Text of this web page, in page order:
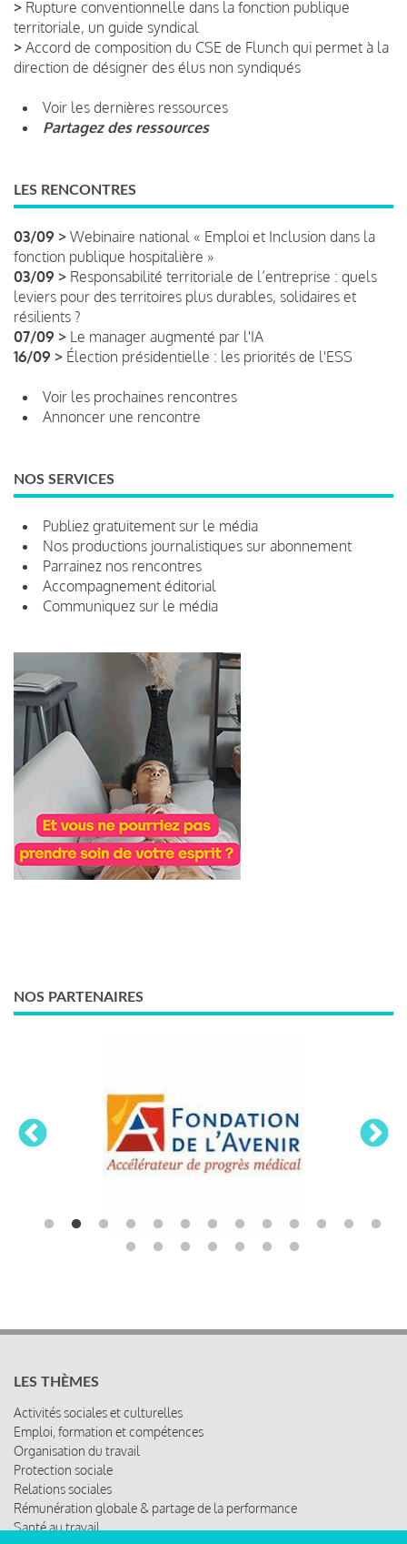
> Rupture conventionnelle dans la fonction publique
territoriale, un guide syndical
> Accord de composition du CSE de Flunch qui permet à la
direction de désigner des élus non syndiqués
Voir les dernières ressources
Partagez des ressources
LES RENCONTRES
03/09 > Webinaire national « Emploi et Inclusion dans la
fonction publique hospitalière »
03/09 > Responsabilité territoriale de l’entreprise : quels
leviers pour des territoires plus durables, solidaires et
résilients ?
07/09 > Le manager augmenté par l'IA
16/09 > Élection présidentielle : les priorités de l'ESS
Voir les prochaines rencontres
Annoncer une rencontre
NOS SERVICES
Publiez gratuitement sur le média
Nos productions journalistiques sur abonnement
Parrainez nos rencontres
Accompagnement éditorial
Communiquez sur le média
NOS PARTENAIRES
LES THÈMES
Activités sociales et culturelles
Emploi, formation et compétences
Organisation du travail
Protection sociale
Relations sociales
Rémunération globale & partage de la performance
Santé au travail